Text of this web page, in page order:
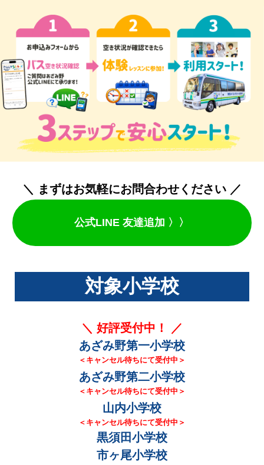
＼ まずはお気軽にお問合わせください ／
公式LINE 友達追加 〉〉
対象小学校
＼ 好評受付中！ ／
あざみ野第一小学校
＜キャンセル待ちにて受付中＞
あざみ野第二小学校
＜キャンセル待ちにて受付中＞
山内小学校
＜キャンセル待ちにて受付中＞
黒須田小学校
市ヶ尾小学校